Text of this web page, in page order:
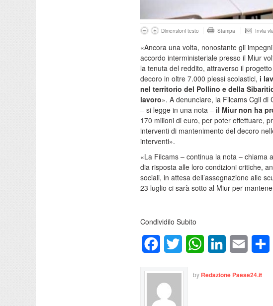
Dimensioni testo Stampa Invia
«Ancora una volta, nonostante gli
accordo interministeriale presso il Miur
la tenuta del reddito, attraverso il
decoro in oltre 7.000 plessi scolastici, i
nel territorio del Pollino e della
lavoro». A denunciare, la Filcams Cgil di
– si legge in una nota – il Miur non ha
170 milioni di euro, per poter effettuare,
interventi di mantenimento del decoro
interventi».
«La Filcams – continua la nota – chiama
dia risposta alle loro condizioni critiche,
sociali, in attesa dell’assegnazione alle
23 luglio ci sarà sotto al Miur per
Condividilo Subito
FacebookTwitter WhatsAppLinkedInEmail
by Redazione Paese24.it